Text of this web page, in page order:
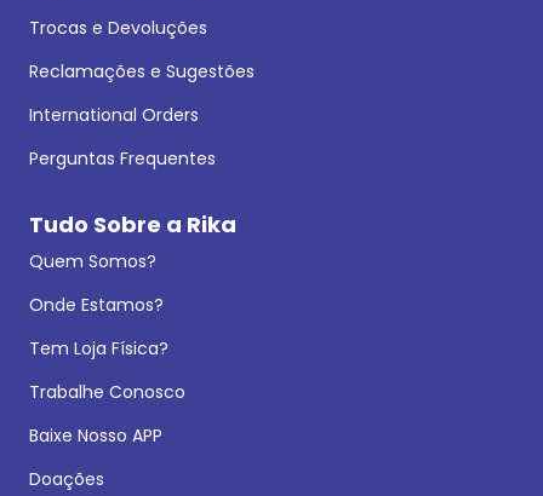
Trocas e Devoluções
Reclamações e Sugestões
International Orders
Perguntas Frequentes
Tudo Sobre a Rika
Quem Somos?
Onde Estamos?
Tem Loja Física?
Trabalhe Conosco
Baixe Nosso APP
Doações